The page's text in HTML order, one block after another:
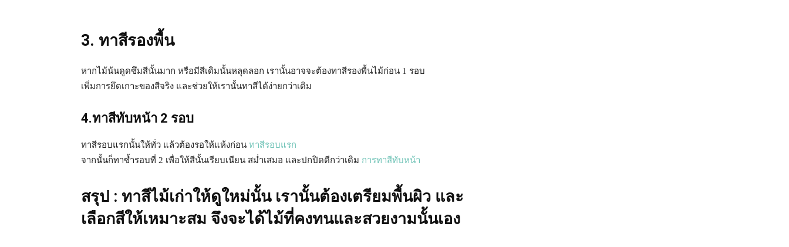
3. ทาสีรองพื้น
หากไม้น้นดูดซึมสีนั้นมาก หรือมีสีเดิมนั้นหลุดลอก เรานั้นอาจจะต้องทาสีรองพื้นไม้ก่อน 1 รอบ
เพิ่มการยึดเกาะของสีจริง และช่วยให้เรานั้นทาสีได้ง่ายกว่าเดิม
4.ทาสีทับหน้า 2 รอบ
ทาสีรอบแรกนั้นให้ทั่ว แล้วต้องรอให้แห้งก่อน ทาสีรอบแรก
จากนั้นก็ทาซ้ำรอบที่ 2 เพื่อให้สีนั้นเรียบเนียน สม่ำเสมอ และปกปิดดีกว่าเดิม การทาสีทับหน้า
สรุป : ทาสีไม้เก่าให้ดูใหม่นั้น เรานั้นต้องเตรียมพื้นผิว และ
เลือกสีให้เหมาะสม จึงจะได้ไม้ที่คงทนและสวยงามนั้นเอง